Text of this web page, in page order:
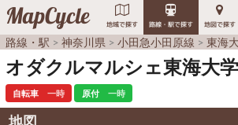
MapCycle 地域で探す 路線・駅で探す 地図で探す
路線・駅 神奈川県 小田急小田原線 東海
オダクルマルシェ東海大
自転車 一時 原付 一時
地図